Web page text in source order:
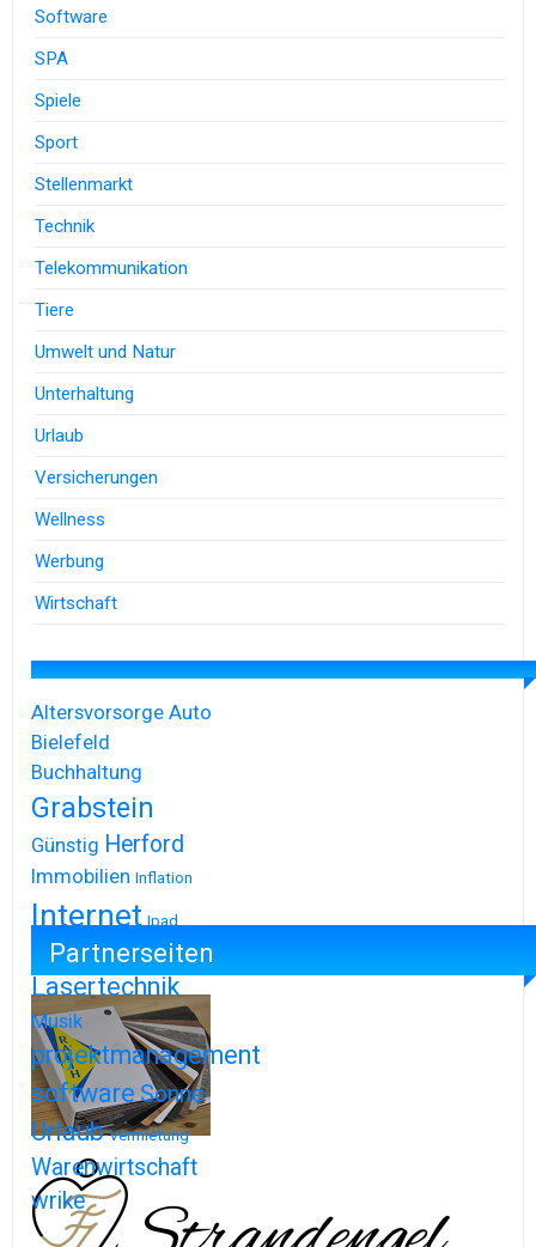
Software
SPA
Spiele
Sport
Stellenmarkt
Technik
Telekommunikation
Tiere
Umwelt und Natur
Unterhaltung
Urlaub
Versicherungen
Wellness
Werbung
Wirtschaft
Altersvorsorge Auto
Bielefeld
Buchhaltung
Grabstein
Günstig Herford
Immobilien Inflation
Internet Ipad
Iphone
Lasertechnik
Musik
projektmanagement
softwareSonne
Urlaub Vermietung
Warenwirtschaft
wrike
Partnerseiten